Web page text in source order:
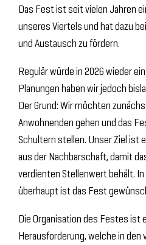
Das Fest ist seit vielen Jahren
unseres Viertels und hat dazu
und Austausch zu fördern.
Regulär würde in 2026 wieder
Planungen haben wir jedoch
Der Grund: Wir möchten
Anwohnenden gehen und das
Schultern stellen. Unser Ziel ist
aus der Nachbarschaft, damit
verdienten Stellenwert behält.
überhaupt ist das Fest
Die Organisation des Festes ist
Herausforderung, welche in den